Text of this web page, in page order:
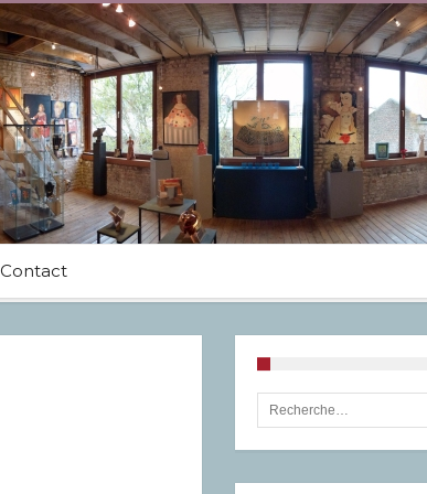
Contact
Rechercher :